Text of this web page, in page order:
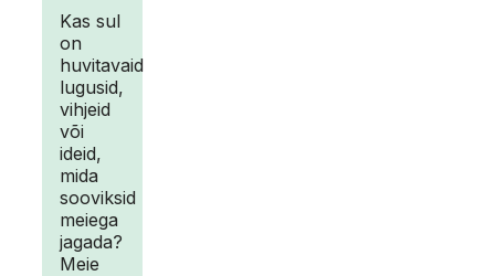
Kas sul
on
huvitavaid
lugusid,
vihjeid
või
ideid,
mida
sooviksid
meiega
jagada?
Meie